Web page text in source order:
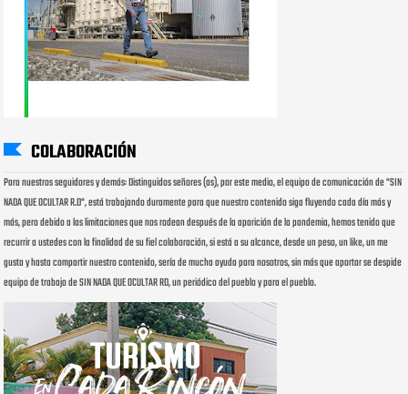
COLABORACIÓN
Para nuestros seguidores y demás: Distinguidos señores (as), por este medio, el equipo de comunicación de "SIN
NADA QUE OCULTAR R.D", está trabajando duramente para que nuestro contenido siga fluyendo cada día más y
más, pero debido a las limitaciones que nos rodean después de la aparición de la pandemia, hemos tenido que
recurrir a ustedes con la finalidad de su fiel colaboración, si está a su alcance, desde un peso, un like, un me
gusta y hasta compartir nuestro contenido, sería de mucha ayuda para nosotros, sin más que aportar se despide
equipo de trabajo de SIN NADA QUE OCULTAR RD, un periódico del pueblo y para el pueblo.